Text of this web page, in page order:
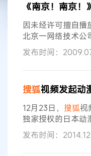
《南京！南京！
因未经许可擅自播
北京一网络技术公
限公司以侵犯著作
海淀区人民法院受
济利益，在其主办
务、网络电视播放
任意观看该剧，侵
发布时间：
搜狐视频发起动
12月23日， 搜狐视
独家授权的日本动
版盗播行为，发起
万元。据悉，这是
发布时间：